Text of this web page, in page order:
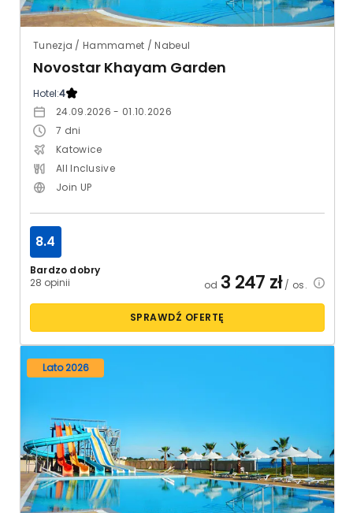
Tunezja / Hammamet / Nabeul
Novostar Khayam Garden
Hotel:4
24.09.2026 - 01.10.2026
7 dni
Katowice
All Inclusive
Join UP
Bardzo dobry
28 opinii
8.4
od 3 247 zł/ os.
SPRAWDŹ OFERTĘ
Lato 2026